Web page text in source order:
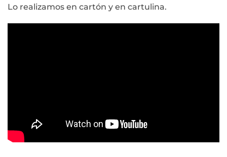
Lo realizamos en cartón y en cartulina.